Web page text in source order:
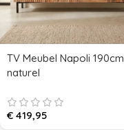
TV Meubel Napoli 190cm
naturel
€ 419,95